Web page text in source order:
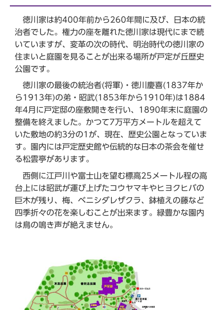
徳川家は約400年前から260年間に及び、日本の統
治者でした。権力の座を離れた徳川家は現代にまで続
いていますが、変革の次の時代、明治時代の徳川家の
住まいと庭園を見ることが出来る場所が戸定が丘歴史
公園です。
徳川家の最後の統治者(将軍)・徳川慶喜(1837年か
ら1913年)の弟・昭武(1853年から1910年)は1884
年4月に戸定邸の座敷開きを行い、1890年末に庭園の
整備を終えました。かつて7万平方メートルを超えて
いた敷地の約3分の1が、現在、歴史公園となっていま
す。園内には戸定歴史館や伝統的な日本の茶会を催せ
る松雲亭があります。
西側に江戸川や富士山を望む標高25メートル程の高
台上には昭武が運び上げたコウヤマキやヒヨクヒバの
巨木が残り、梅、ベニシダレザクラ、鉢植えの藤など
四季折々の花を楽しむことが出来ます。緑豊かな園内
は鳥の鳴き声が絶えません。